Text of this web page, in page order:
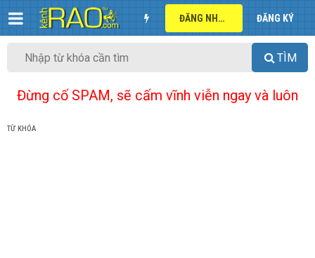
ĐĂNG NHẬP ĐĂNG KÝ
TÌM
Đừng cố SPAM, sẽ cấm vĩnh viễn ngay và luôn
TỪ KHÓA